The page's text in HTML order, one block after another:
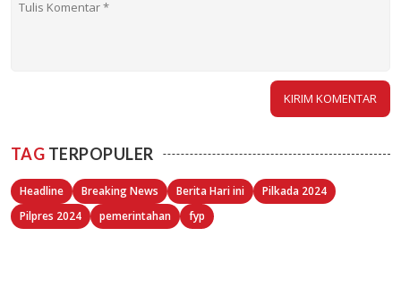
TAG TERPOPULER
Headline Breaking News Berita Hari ini
Pilkada 2024
Pilpres 2024
pemerintahan fyp